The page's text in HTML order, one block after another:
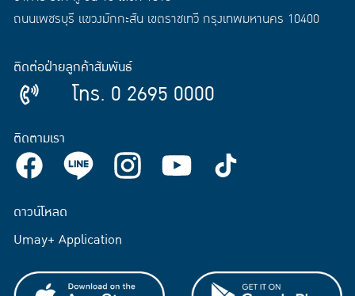
ถนนเพชรบุรี แขวงมักกะสัน เขตราชเทวี กรุงเทพมหานคร 10400
ติดต่อฝ่ายลูกค้าสัมพันธ์
โทร. 0 2695 0000
ติดตามเรา
ดาวน์โหลด
Umay+ Application